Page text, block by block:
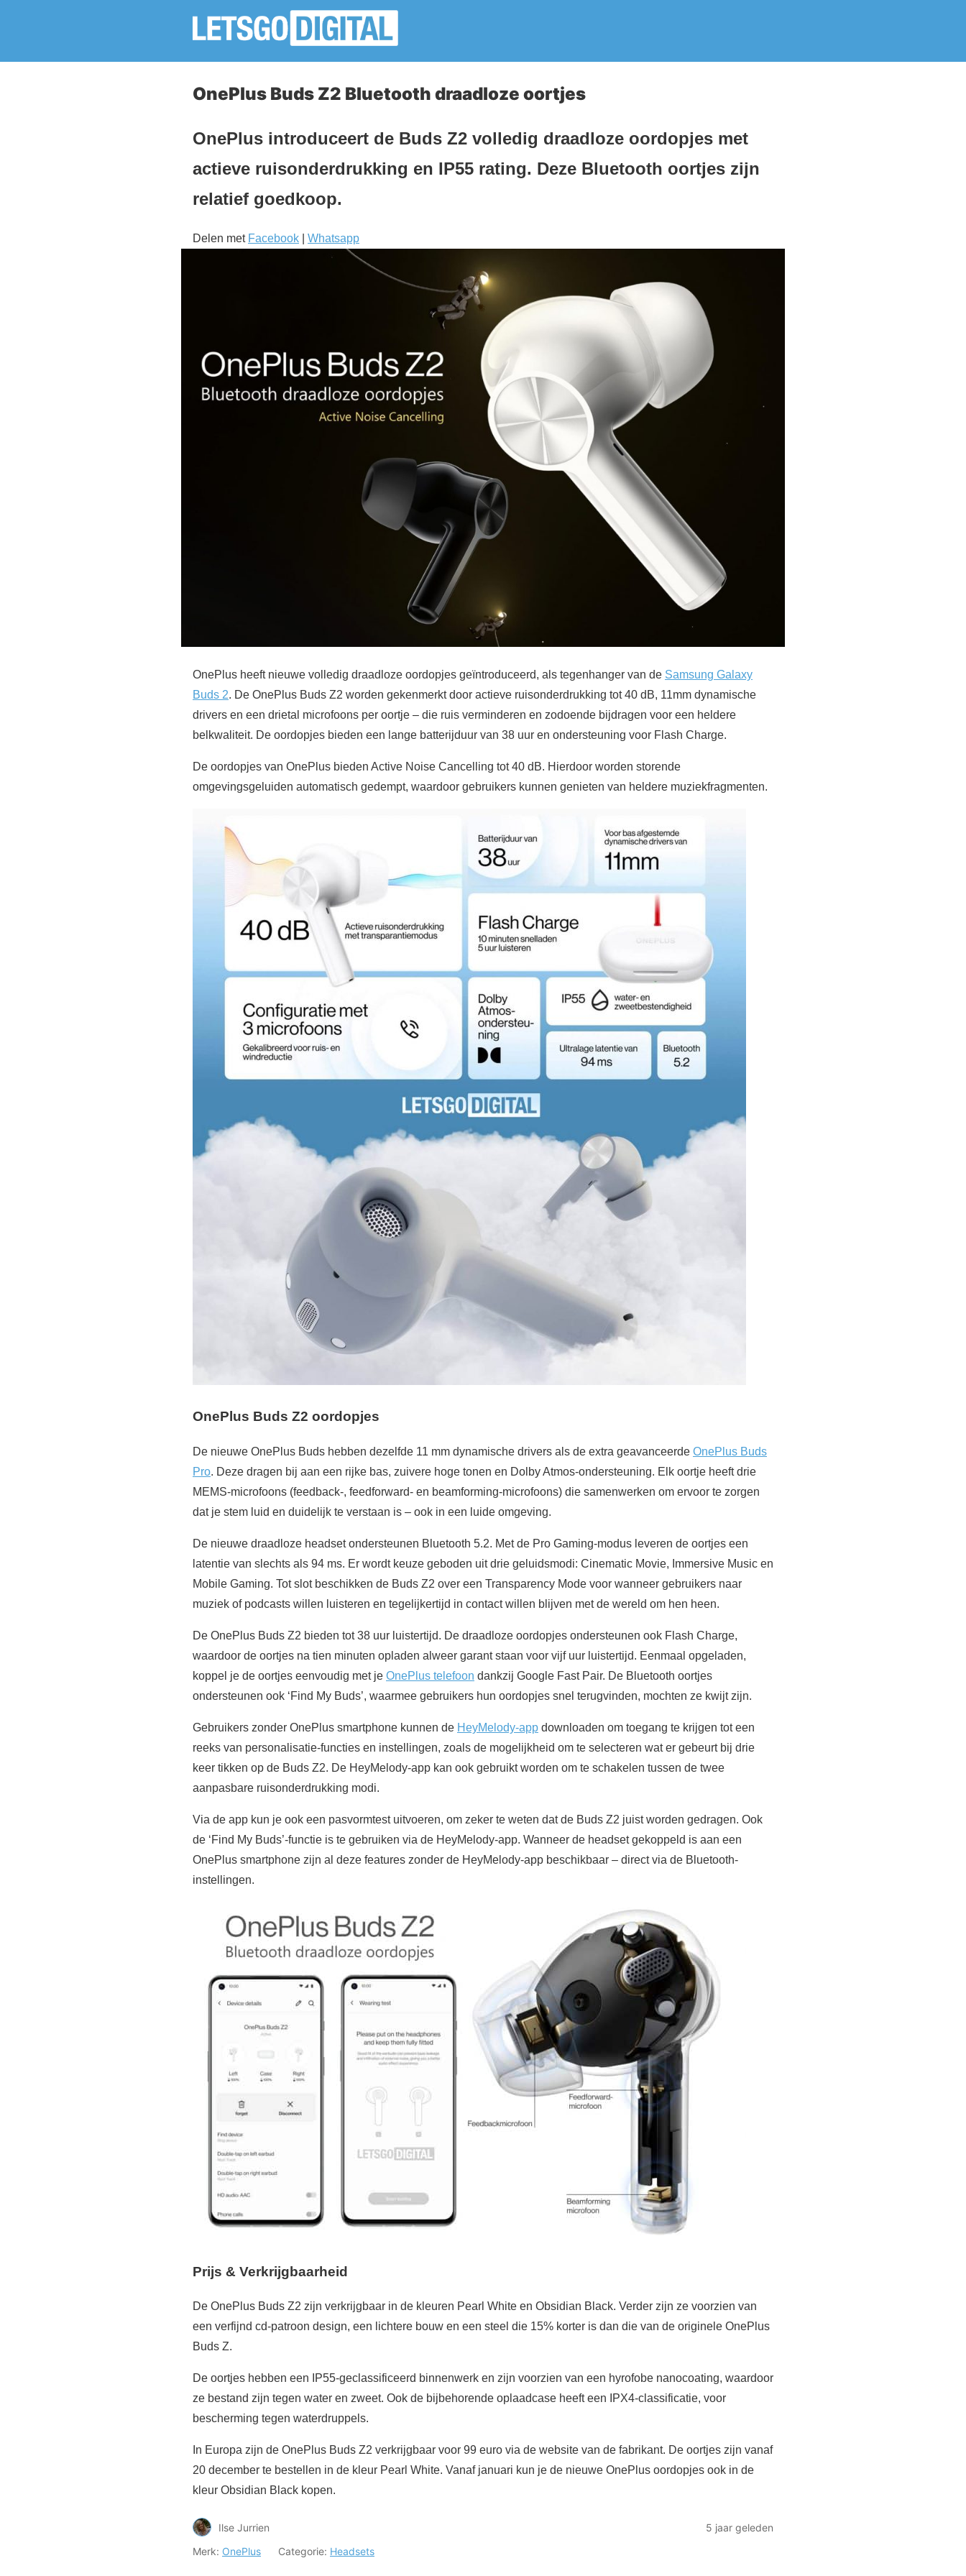
OnePlus Buds Z2 Bluetooth draadloze oortjes
OnePlus introduceert de Buds Z2 volledig draadloze oordopjes met
actieve ruisonderdrukking en IP55 rating. Deze Bluetooth oortjes zijn
relatief goedkoop.
Delen met Facebook Whatsapp
OnePlus heeft nieuwe volledig draadloze oordopjes geïntroduceerd, als tegenhanger van de Samsung Galaxy
Buds 2. De OnePlus Buds Z2 worden gekenmerkt door actieve ruisonderdrukking tot 40 dB, 11mm dynamische
drivers en een drietal microfoons per oortje – die ruis verminderen en zodoende bijdragen voor een heldere
belkwaliteit. De oordopjes bieden een lange batterijduur van 38 uur en ondersteuning voor Flash Charge.
De oordopjes van OnePlus bieden Active Noise Cancelling tot 40 dB. Hierdoor worden storende
omgevingsgeluiden automatisch gedempt, waardoor gebruikers kunnen genieten van heldere muziekfragmenten.
OnePlus Buds Z2 oordopjes
De nieuwe OnePlus Buds hebben dezelfde 11 mm dynamische drivers als de extra geavanceerde OnePlus Buds
Pro. Deze dragen bij aan een rijke bas, zuivere hoge tonen en Dolby Atmos-ondersteuning. Elk oortje heeft drie
MEMS-microfoons (feedback-, feedforward- en beamforming-microfoons) die samenwerken om ervoor te zorgen
dat je stem luid en duidelijk te verstaan is – ook in een luide omgeving.
De nieuwe draadloze headset ondersteunen Bluetooth 5.2. Met de Pro Gaming-modus leveren de oortjes een
latentie van slechts als 94 ms. Er wordt keuze geboden uit drie geluidsmodi: Cinematic Movie, Immersive Music en
Mobile Gaming. Tot slot beschikken de Buds Z2 over een Transparency Mode voor wanneer gebruikers naar
muziek of podcasts willen luisteren en tegelijkertijd in contact willen blijven met de wereld om hen heen.
De OnePlus Buds Z2 bieden tot 38 uur luistertijd. De draadloze oordopjes ondersteunen ook Flash Charge,
waardoor de oortjes na tien minuten opladen alweer garant staan voor vijf uur luistertijd. Eenmaal opgeladen,
koppel je de oortjes eenvoudig met je OnePlus telefoon dankzij Google Fast Pair. De Bluetooth oortjes
ondersteunen ook ‘Find My Buds’, waarmee gebruikers hun oordopjes snel terugvinden, mochten ze kwijt zijn.
Gebruikers zonder OnePlus smartphone kunnen de HeyMelody-app downloaden om toegang te krijgen tot een
reeks van personalisatie-functies en instellingen, zoals de mogelijkheid om te selecteren wat er gebeurt bij drie
keer tikken op de Buds Z2. De HeyMelody-app kan ook gebruikt worden om te schakelen tussen de twee
aanpasbare ruisonderdrukking modi.
Via de app kun je ook een pasvormtest uitvoeren, om zeker te weten dat de Buds Z2 juist worden gedragen. Ook
de ‘Find My Buds’-functie is te gebruiken via de HeyMelody-app. Wanneer de headset gekoppeld is aan een
OnePlus smartphone zijn al deze features zonder de HeyMelody-app beschikbaar – direct via de Bluetooth-
instellingen.
Prijs & Verkrijgbaarheid
De OnePlus Buds Z2 zijn verkrijgbaar in de kleuren Pearl White en Obsidian Black. Verder zijn ze voorzien van
een verfijnd cd-patroon design, een lichtere bouw en een steel die 15% korter is dan die van de originele OnePlus
Buds Z.
De oortjes hebben een IP55-geclassificeerd binnenwerk en zijn voorzien van een hyrofobe nanocoating, waardoor
ze bestand zijn tegen water en zweet. Ook de bijbehorende oplaadcase heeft een IPX4-classificatie, voor
bescherming tegen waterdruppels.
In Europa zijn de OnePlus Buds Z2 verkrijgbaar voor 99 euro via de website van de fabrikant. De oortjes zijn vanaf
20 december te bestellen in de kleur Pearl White. Vanaf januari kun je de nieuwe OnePlus oordopjes ook in de
kleur Obsidian Black kopen.
Ilse Jurrien
5 jaar geleden
Merk: OnePlus Categorie: Headsets